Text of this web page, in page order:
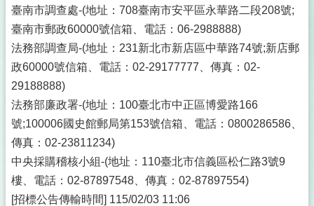
臺南市調查處-(地址：708臺南市安平區永華路二段208號;
臺南市郵政60000號信箱、電話：06-2988888)
法務部調查局-(地址：231新北市新店區中華路74號;新店郵
政60000號信箱、電話：02-29177777、傳真：02-
29188888)
法務部廉政署-(地址：100臺北市中正區博愛路166
號;100006國史館郵局第153號信箱、電話：0800286586、
傳真：02-23811234)
中央採購稽核小組-(地址：110臺北市信義區松仁路3號9
樓、電話：02-87897548、傳真：02-87897554)
[招標公告傳輸時間] 115/02/03 11:06